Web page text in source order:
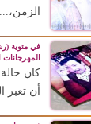
الزمن،...
في مئوية
المهرجانات
كان
أن تعبر